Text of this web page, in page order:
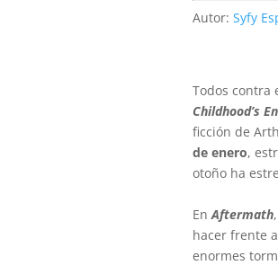
Autor: Syfy
Todos contra
Childhood’s
ficción de
de enero,
otoño ha
En Aftermath
hacer frente
enormes